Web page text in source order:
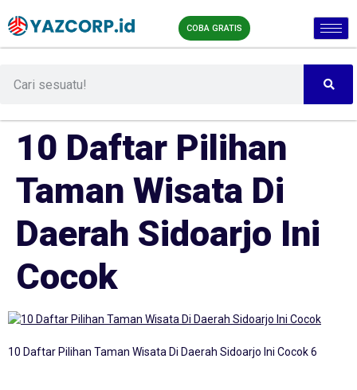
COBA GRATIS
10 Daftar Pilihan
Taman Wisata Di
Daerah Sidoarjo Ini
Cocok
10 Daftar Pilihan Taman Wisata Di Daerah Sidoarjo Ini Cocok 6